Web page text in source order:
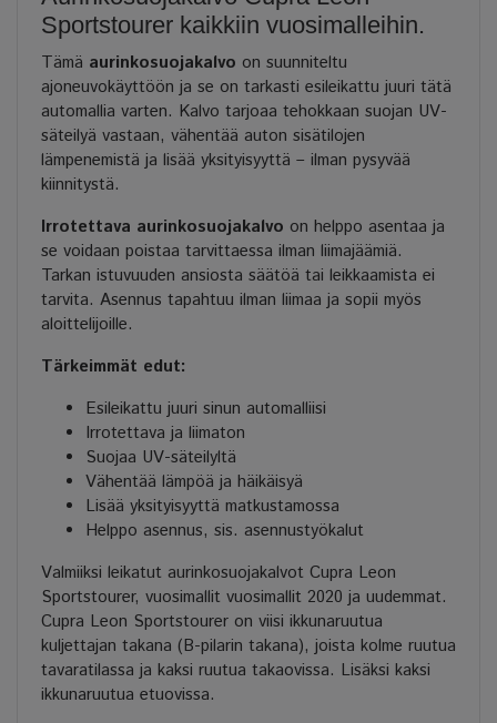
Sportstourer kaikkiin vuosimalleihin.
Tämä aurinkosuojakalvo on suunniteltu
ajoneuvokäyttöön ja se on tarkasti esileikattu juuri tätä
automallia varten. Kalvo tarjoaa tehokkaan suojan UV-
säteilyä vastaan, vähentää auton sisätilojen
lämpenemistä ja lisää yksityisyyttä – ilman pysyvää
kiinnitystä.
Irrotettava aurinkosuojakalvo on helppo asentaa ja
se voidaan poistaa tarvittaessa ilman liimajäämiä.
Tarkan istuvuuden ansiosta säätöä tai leikkaamista ei
tarvita. Asennus tapahtuu ilman liimaa ja sopii myös
aloittelijoille.
Tärkeimmät edut:
Esileikattu juuri sinun automalliisi
Irrotettava ja liimaton
Suojaa UV-säteilyltä
Vähentää lämpöä ja häikäisyä
Lisää yksityisyyttä matkustamossa
Helppo asennus, sis. asennustyökalut
Valmiiksi leikatut aurinkosuojakalvot Cupra Leon
Sportstourer, vuosimallit vuosimallit 2020 ja uudemmat.
Cupra Leon Sportstourer on viisi ikkunaruutua
kuljettajan takana (B-pilarin takana), joista kolme ruutua
tavaratilassa ja kaksi ruutua takaovissa. Lisäksi kaksi
ikkunaruutua etuovissa.